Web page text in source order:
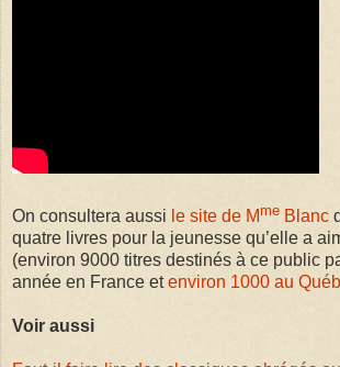
On consultera aussi le site de Mme Blanc
quatre livres pour la jeunesse qu’elle a
(environ 9000 titres destinés à ce public
année en France etenviron 1000 au
Voir aussi